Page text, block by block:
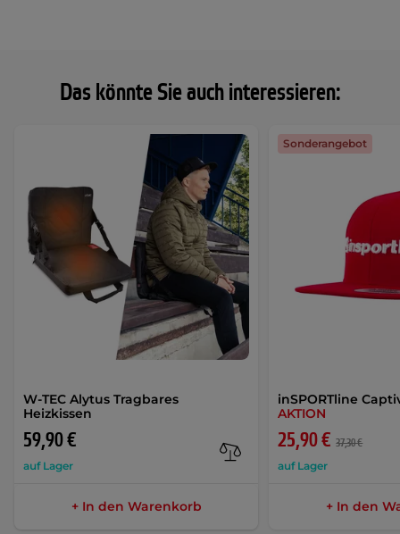
Das könnte Sie auch interessieren:
W-TEC Alytus Tragbares
Heizkissen
59,90 €
auf Lager
+ In den Warenkorb
inSPORTline
AKTION
25,90 € 37,30 €
auf Lager
Sonderangebot
+ In den